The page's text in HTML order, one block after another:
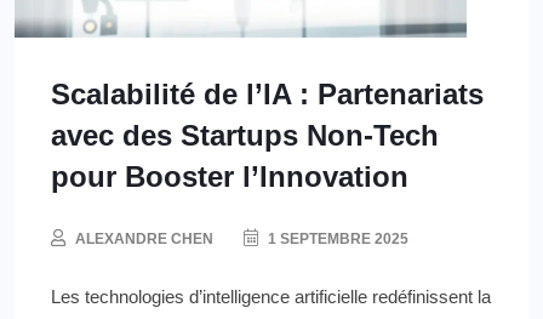
Scalabilité de l’IA : Partenariats
avec des Startups Non-Tech
pour Booster l’Innovation
ALEXANDRE CHEN 1 SEPTEMBRE 2025
Les technologies d’intelligence artificielle redéfinissent la